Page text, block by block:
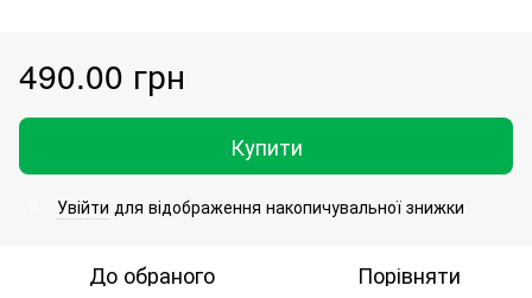
490.00 грн
Купити
Увійти для відображення накопичувальної знижки
До обраного Порівняти